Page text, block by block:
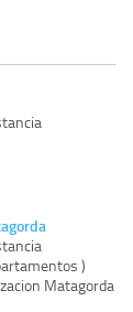
)
Matagorda